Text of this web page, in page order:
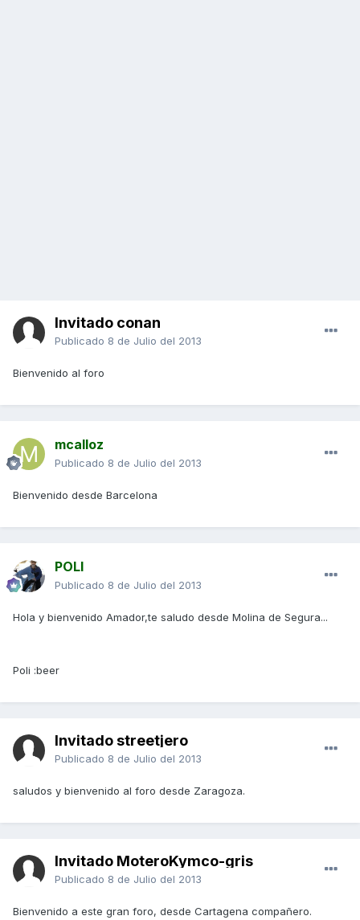
Invitado conan
Publicado 8 de Julio del 2013
Bienvenido al foro
mcalloz
Publicado 8 de Julio del 2013
Bienvenido desde Barcelona
POLI
Publicado 8 de Julio del 2013
Hola y bienvenido Amador,te saludo desde Molina de Segura...
Poli :beer
Invitado streetjero
Publicado 8 de Julio del 2013
saludos y bienvenido al foro desde Zaragoza.
Invitado MoteroKymco-gris
Publicado 8 de Julio del 2013
Bienvenido a este gran foro, desde Cartagena compañero.